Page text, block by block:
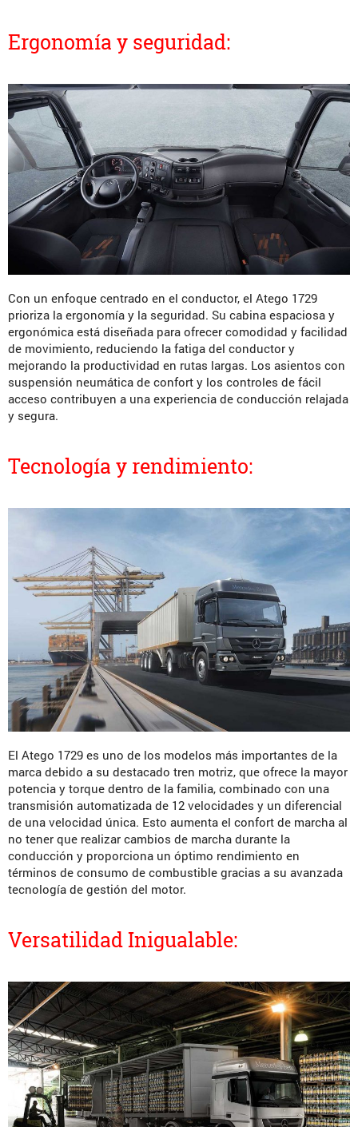
Ergonomía y seguridad:
Con un enfoque centrado en el conductor, el Atego 1729
prioriza la ergonomía y la seguridad. Su cabina espaciosa y
ergonómica está diseñada para ofrecer comodidad y facilidad
de movimiento, reduciendo la fatiga del conductor y
mejorando la productividad en rutas largas. Los asientos con
suspensión neumática de confort y los controles de fácil
acceso contribuyen a una experiencia de conducción relajada
y segura.
Tecnología y rendimiento:
El Atego 1729 es uno de los modelos más importantes de la
marca debido a su destacado tren motriz, que ofrece la mayor
potencia y torque dentro de la familia, combinado con una
transmisión automatizada de 12 velocidades y un diferencial
de una velocidad única. Esto aumenta el confort de marcha al
no tener que realizar cambios de marcha durante la
conducción y proporciona un óptimo rendimiento en
términos de consumo de combustible gracias a su avanzada
tecnología de gestión del motor.
Versatilidad Inigualable: